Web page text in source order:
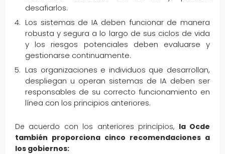
desafiarlos.
Los sistemas de IA deben funcionar de manera
robusta y segura a lo largo de sus ciclos de vida
y los riesgos potenciales deben evaluarse y
gestionarse continuamente.
Las organizaciones e individuos que desarrollan,
despliegan u operan sistemas de IA deben ser
responsables de su correcto funcionamiento en
línea con los principios anteriores.
De acuerdo con los anteriores principios, la Ocde
también proporciona cinco recomendaciones a
los gobiernos: